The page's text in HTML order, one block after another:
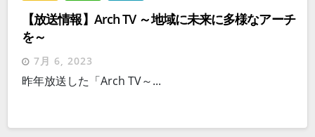
【放送情報】Arch TV ～地域に未来に多様なアーチ
を～
7月 6, 2023
昨年放送した「Arch TV～...